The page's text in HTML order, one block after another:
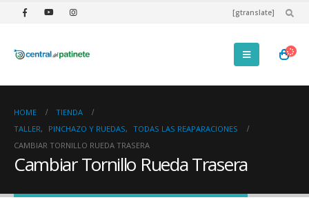
[gtranslate]
HOME
TIENDA
TALLER, PINCHAZO Y RUEDAS, TODAS LAS REAPARACIONES
CAMBIAR TORNILLO RUEDA TRASERA
Cambiar Tornillo Rueda Trasera